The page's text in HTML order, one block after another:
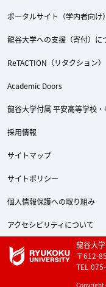
ポータルサイト（学内者向け）
龍谷大学への支援（寄付）に
ReTACTION（リタクション）
Academic Doors
龍谷大学付属 平安高等学校
採用情報
サイトマップ
サイトポリシー
個人情報保護への取り組み
アクセシビリティについて
Copyright
龍谷大学
〒612-
TEL